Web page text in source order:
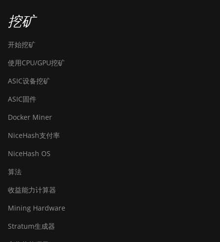
挖矿
开始挖矿
使用CPU/GPU挖矿
ASIC设备挖矿
ASIC固件
Docker Miner
NiceHash支付率
NiceHash OS
算法
收益能力计算器
Mining Hardware
Stratum生成器